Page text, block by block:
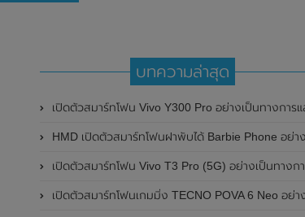
บทความล่าสุด
เปิดตัวสมาร์ทโฟน Vivo Y300 Pro อย่างเป็นทางการแล้วในประเทศจีน มาพร้อมดีไซน์พรีเมี่ยม ทนทาน และแบตเตอรี่สุดอึดขนาดใหญ่ 6,500mAh พร้อมรองรับการชาร์จไว
HMD เปิดตัวสมาร์ทโฟนฝาพับได้ Barbie Phone อย่างเป็นทางการแล้ว มาพร้อมธีมสีชมพูสด
เปิดตัวสมาร์ทโฟน Vivo T3 Pro (5G) อย่างเป็นทางการแล้วในประเทศอินเ
เปิดตัวสมาร์ทโฟนเกมมิ่ง TECNO POVA 6 Neo อย่างเป็นทางการแล้วในประเทศไทย ในราคา 8,499 บ